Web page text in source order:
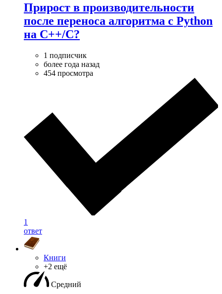
Прирост в производительности
после переноса алгоритма с Python
на C++/C?
1 подписчик
более года назад
454 просмотра
1
ответ
Книги
+2 ещё
Средний